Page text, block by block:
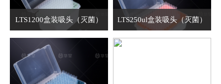
LTS1200盒装吸头（灭菌） LTS250ul盒装吸头（灭菌）